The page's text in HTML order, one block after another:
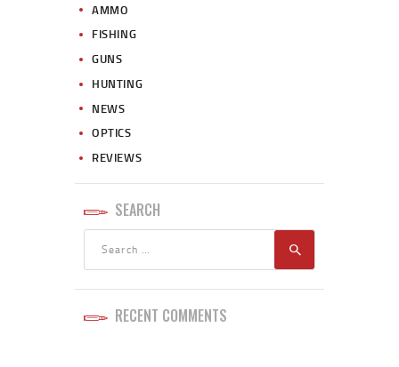
AMMO
FISHING
GUNS
HUNTING
NEWS
OPTICS
REVIEWS
SEARCH
RECENT COMMENTS